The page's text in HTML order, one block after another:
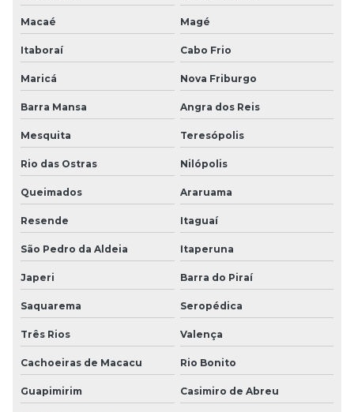
Macaé Magé
Itaboraí Cabo Frio
Maricá Nova Friburgo
Barra Mansa Angra dos Reis
Mesquita Teresópolis
Rio das Ostras Nilópolis
Queimados Araruama
Resende Itaguaí
São Pedro da Aldeia Itaperuna
Japeri Barra do Piraí
Saquarema Seropédica
Três Rios Valença
Cachoeiras de Macacu Rio Bonito
Guapimirim Casimiro de Abreu